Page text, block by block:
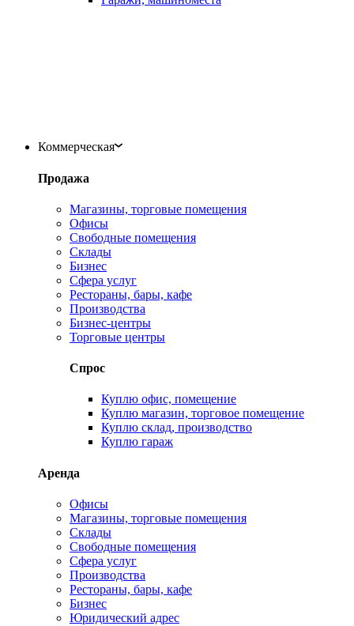
Коммерческая
Продажа
Магазины, торговые помещения
Офисы
Свободные помещения
Склады
Бизнес
Сфера услуг
Рестораны, бары, кафе
Производства
Бизнес-центры
Торговые центры
Спрос
Куплю офис, помещение
Куплю магазин, торговое помещение
Куплю склад, производство
Куплю гараж
Аренда
Офисы
Магазины, торговые помещения
Склады
Свободные помещения
Сфера услуг
Производства
Рестораны, бары, кафе
Бизнес
Юридический адрес